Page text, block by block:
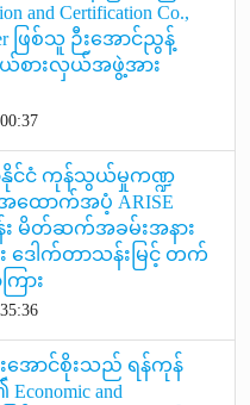
and Certification Co.,
ဖြစ်သူ ဉီးအောင်ညွန့်
ယ်စားလှယ်အဖွဲ့အား
ာနိုင်ငံ ကုန်သွယ်မှုကဏ္ဍ
ထောက်အပံ့ ARISE
န်း မိတ်ဆက်အခမ်းအနား
ဒေါက်တာသန်းမြင့် တက်
ြား
အောင်စိုးသည် ရန်ကုန်
and